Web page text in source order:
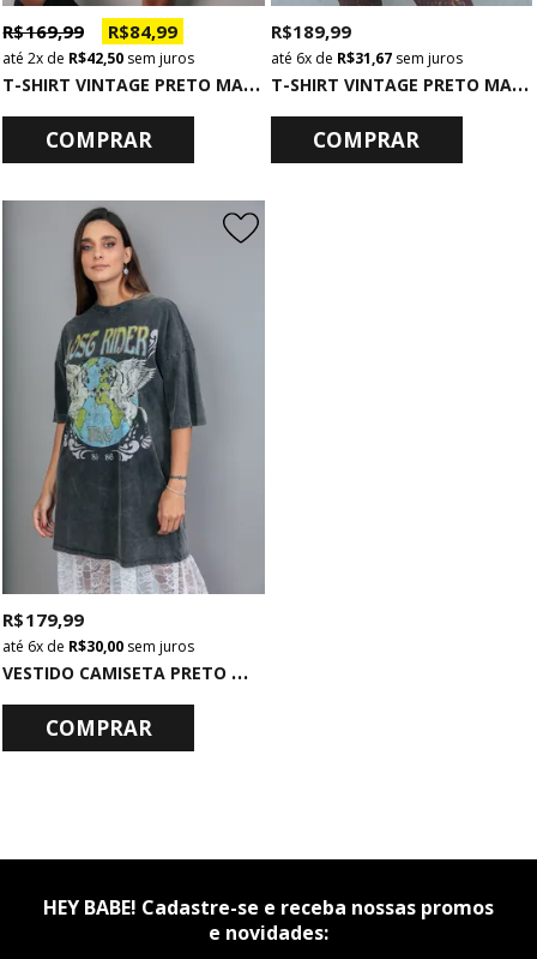
T
-SHIRT VINTAGE PRETO MARMORIZADO MADE OF STARS
R$ 169,99 R$ 84,99
2x de R$ 42,50 sem juros
COMPRAR
T
-SHIRT VINTAGE PRETO MARMORIZADO SUNDOWN
R$ 189,99
6xde R$ 31,67sem juros
COMPRAR
V
ESTIDO CAMISETA PRETO MARMORIZADO LOST RIDER
R$ 179,99
6x de R$ 30,00 sem juros
COMPRAR
HEY BABE! Cadastre-se e receba nossas promos
e novidades: